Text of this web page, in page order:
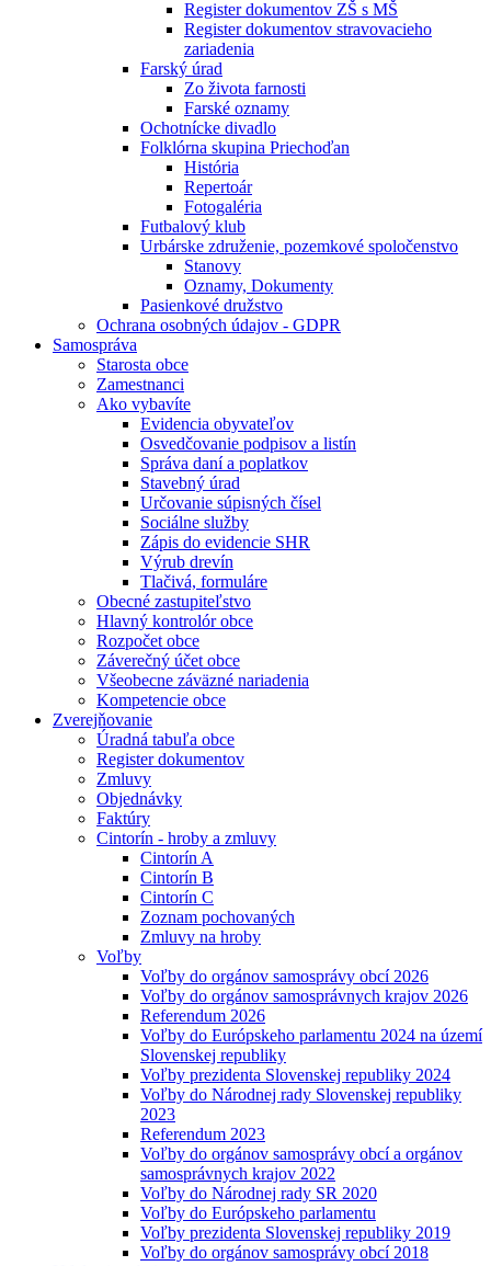
Register dokumentov ZŠ s MŠ
Register dokumentov stravovacieho
zariadenia
Farský úrad
Zo života farnosti
Farské oznamy
Ochotnícke divadlo
Folklórna skupina Priechoďan
História
Repertoár
Fotogaléria
Futbalový klub
Urbárske združenie, pozemkové spoločenstvo
Stanovy
Oznamy, Dokumenty
Pasienkové družstvo
Ochrana osobných údajov - GDPR
Samospráva
Starosta obce
Zamestnanci
Ako vybavíte
Evidencia obyvateľov
Osvedčovanie podpisov a listín
Správa daní a poplatkov
Stavebný úrad
Určovanie súpisných čísel
Sociálne služby
Zápis do evidencie SHR
Výrub drevín
Tlačivá, formuláre
Obecné zastupiteľstvo
Hlavný kontrolór obce
Rozpočet obce
Záverečný účet obce
Všeobecne záväzné nariadenia
Kompetencie obce
Zverejňovanie
Úradná tabuľa obce
Register dokumentov
Zmluvy
Objednávky
Faktúry
Cintorín - hroby a zmluvy
Cintorín A
Cintorín B
Cintorín C
Zoznam pochovaných
Zmluvy na hroby
Voľby
Voľby do orgánov samosprávy obcí 2026
Voľby do orgánov samosprávnych krajov 2026
Referendum 2026
Voľby do Európskeho parlamentu 2024 na území
Slovenskej republiky
Voľby prezidenta Slovenskej republiky 2024
Voľby do Národnej rady Slovenskej republiky
2023
Referendum 2023
Voľby do orgánov samosprávy obcí a orgánov
samosprávnych krajov 2022
Voľby do Národnej rady SR 2020
Voľby do Európskeho parlamentu
Voľby prezidenta Slovenskej republiky 2019
Voľby do orgánov samosprávy obcí 2018